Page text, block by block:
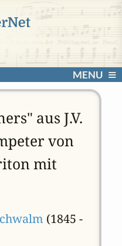
MENU
aus J.V.
von
mit
(1845 -